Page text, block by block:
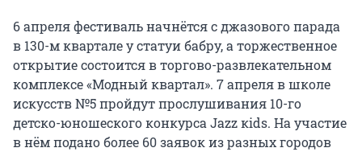
6 апреля фестиваль начнётся с джазового парада
в 130-м квартале у статуи бабру, а торжественное
открытие состоится в торгово-развлекательном
комплексе «Модный квартал». 7 апреля в школе
искусств №5 пройдут прослушивания 10-го
детско-юношеского конкурса Jazz кids. На участие
в нём подано более 60 заявок из разных городов